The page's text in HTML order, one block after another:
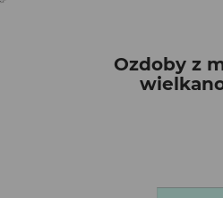
Ozdoby z